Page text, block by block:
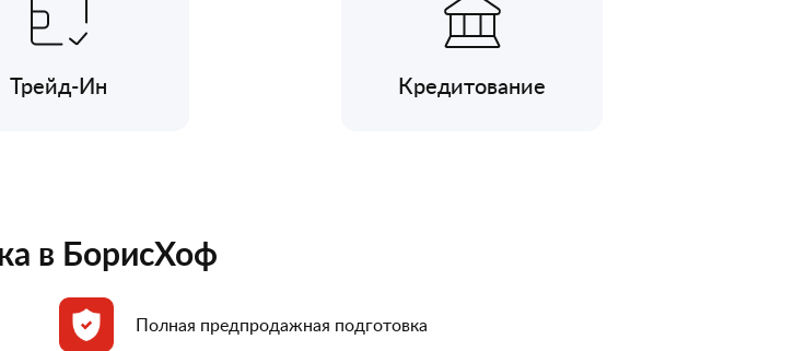
Трейд-Ин Кредитование
в БорисХоф
Полная предпродажная подготовка